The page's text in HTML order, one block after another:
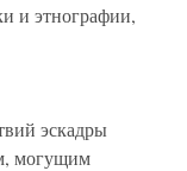
и этнографии,
эскадры
могущим